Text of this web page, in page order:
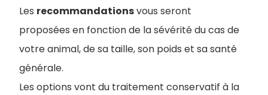
Les recommandationsvous seront
proposées en fonction de la sévérité du cas de
votre animal, de sa taille, son poids et sa santé
générale.
Les options vont du traitement conservatif à la